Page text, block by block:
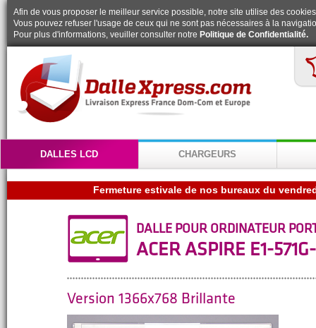
Afin de vous proposer le meilleur service possible, notre site utilise des
Vous pouvez refuser l'usage de ceux qui ne sont pas nécessaires à la
Pour plus d'informations, veuiller consulter notre Politique de Confidentialité.
DALLES LCD CHARGEURS
DALLE POUR ORDINATEUR
ACER ASPIRE E1-
Version 1366x768 Brillante